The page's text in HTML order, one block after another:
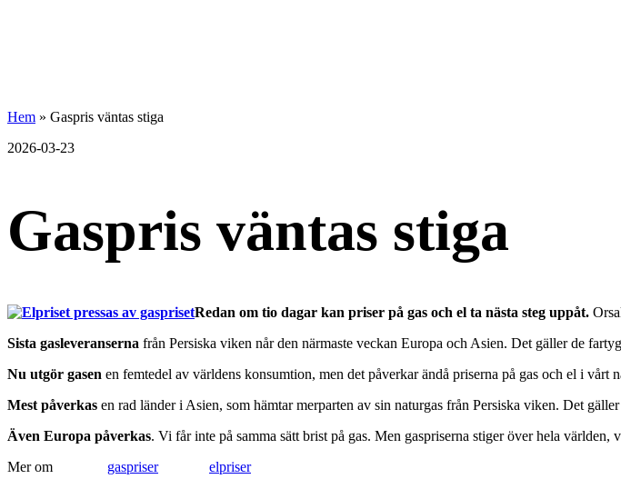
vidare
innehållet
energi
+
Hem » Gaspris väntas stiga
2026-03-23
Gaspris väntas stiga
Redan om tio dagar kan priser på gas och el ta nästa steg uppåt.
Sista gasleveranserna från Persiska viken når den närmaste veckan Europa och Asien. Det gäller de
Nu utgör gasen en femtedel av världens konsumtion, men det påverkar ändå priserna på gas och el i vårt
Mest påverkas en rad länder i Asien, som hämtar merparten av sin naturgas från Persiska viken. Det
Även Europa påverkas. Vi får inte på samma sätt brist på gas. Men gaspriserna stiger över hela världen,
Mer om gaspriser
elpriser